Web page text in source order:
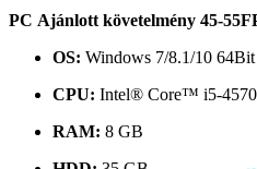
PC Ajánlott követelmény 45-
OS: Windows 7/8.1/10 64Bit
CPU: Intel® Core™ i5-
RAM: 8 GB